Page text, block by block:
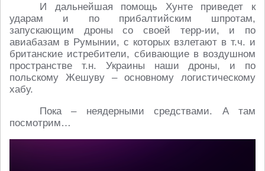
И дальнейшая помощь Хунте приведет к
ударам и по прибалтийским шпротам,
запускающим дроны со своей терр-ии, и по
авиабазам в Румынии, с которых взлетают в т.ч. и
британские истребители, сбивающие в воздушном
пространстве т.н. Украины наши дроны, и по
польскому Жешуву – основному логистическому
хабу.
Пока – неядерными средствами. А там
посмотрим…